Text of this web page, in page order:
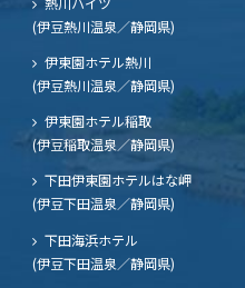
(伊豆熱川温泉／静岡県)
伊東園ホテル熱川
(伊豆熱川温泉／静岡県)
伊東園ホテル稲取
(伊豆稲取温泉／静岡県)
下田伊東園ホテルはな岬
(伊豆下田温泉／静岡県)
下田海浜ホテル
(伊豆下田温泉／静岡県)